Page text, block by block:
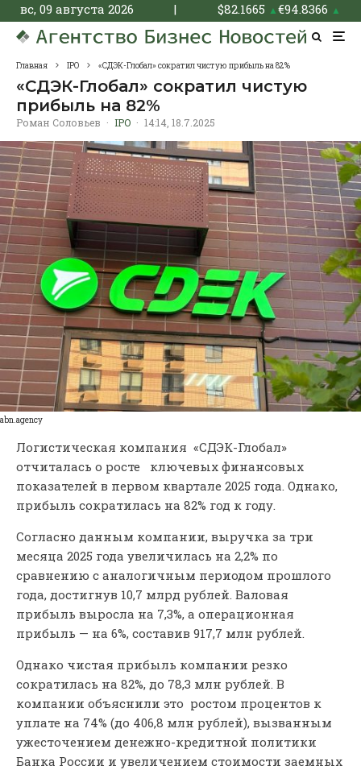
вс, 09 августа 2026 | $82.1665 ▲€94.8366 ▲
Главная IPO «СДЭК-Глобал» сократил чистую прибыль на 82%
«СДЭК-Глобал» сократил чистую
прибыль на 82%
Роман Соловьев · IPO · 14:14, 18.7.2025
abn.agency
Логистическая компания «СДЭК-Глобал»
отчиталась о росте ключевых финансовых
показателей в первом квартале 2025 года. Однако,
прибыль сократилась на 82% год к году.
Согласно данным компании, выручка за три
месяца 2025 года увеличилась на 2,2% по
сравнению с аналогичным периодом прошлого
года, достигнув 10,7 млрд рублей. Валовая
прибыль выросла на 7,3%, а операционная
прибыль — на 6%, составив 917,7 млн рублей.
Однако чистая прибыль компании резко
сократилась на 82%, до 78,3 млн рублей. В
компании объяснили это ростом процентов к
уплате на 74% (до 406,8 млн рублей), вызванным
ужесточением денежно-кредитной политики
Банка России и увеличением стоимости заемных